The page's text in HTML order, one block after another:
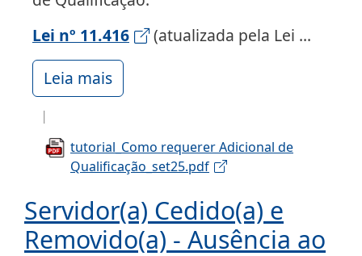
Lei nº 11.416
(atualizada pela Lei ...
Leia mais
tutorial_Como requerer Adicional de
Qualificação_set25.pdf
Servidor(a) Cedido(a) e
Removido(a) - Ausência ao